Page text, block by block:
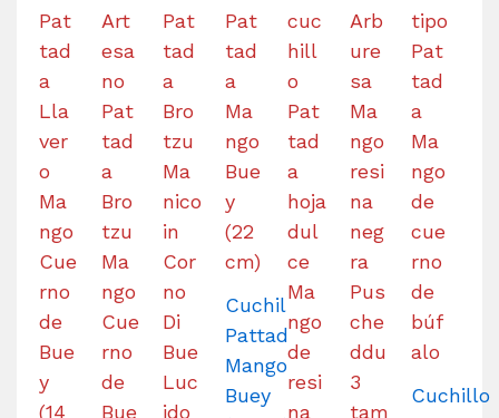
Cuchillo
Pattada
Mango
Buey
Cuchillo